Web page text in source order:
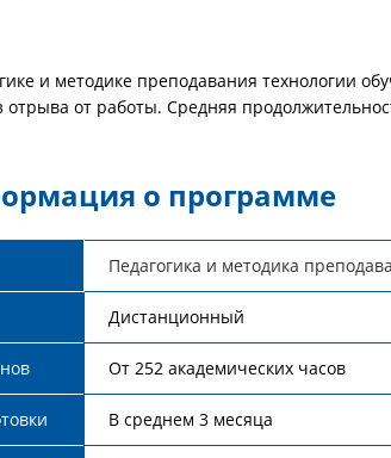
и методике преподавания технологии
от работы. Средняя
о программе
Педагогика и методика
Дистанционный
От 252 академических часов
В среднем 3 месяца